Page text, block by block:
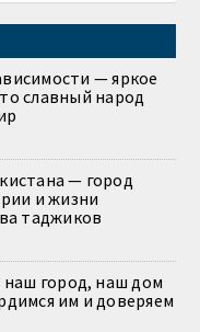
— яркое
славный народ
— город
и жизни
таджиков
город, наш дом
им и доверяем